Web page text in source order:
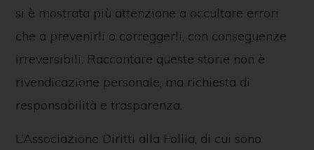
si è mostrata più attenzione a occultare errori
che a prevenirli o correggerli, con conseguenze
irreversibili. Raccontare queste storie non è
rivendicazione personale, ma richiesta di
responsabilità e trasparenza.
L’Associazione Diritti alla Follia, di cui sono